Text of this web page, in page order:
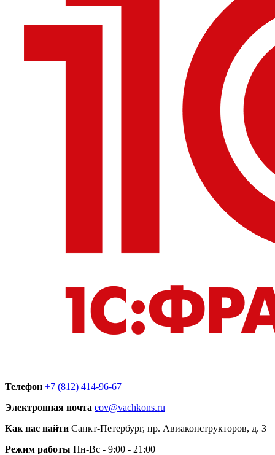
Телефон +7 (812) 414-96-67
Электронная почта eov@vachkons.ru
Как нас найти Санкт-Петербург, пр. Авиаконструкторов, д. 3
Режим работы Пн-Вс - 9:00 - 21:00